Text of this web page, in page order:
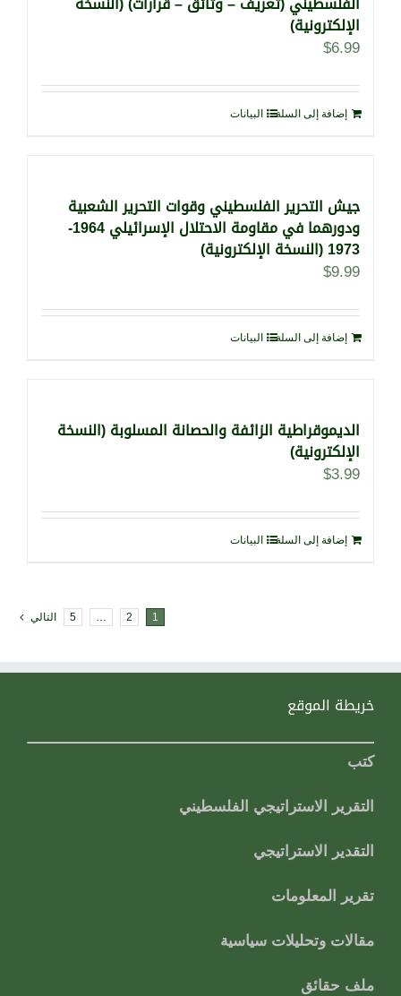
الإلكترونية)
$6.99
إضافة إلى السلة البيانات
جيش التحرير الفلسطيني وقوات التحرير الشعبية
ودورهما في مقاومة الاحتلال الإسرائيلي 1964-
1973 (النسخة الإلكترونية)
$9.99
إضافة إلى السلة البيانات
الديموقراطية الزائفة والحصانة المسلوبة (النسخة
الإلكترونية)
$3.99
إضافة إلى السلة البيانات
1
2
…
5 التالي
خريطة الموقع
كتب
التقرير الاستراتيجي الفلسطيني
التقدير الاستراتيجي
تقرير المعلومات
مقالات وتحليلات سياسية
ملف حقائق